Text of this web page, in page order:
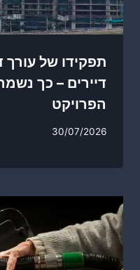
תפקידו של עורך
דיירים – כך
הפרויקט
30/07/2026